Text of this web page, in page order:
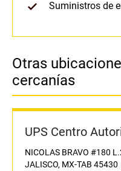
Suministros de
Otras
cercanías
UPS Centro
NICOLAS BRAVO #180
JALISCO, MX-TAB 45430